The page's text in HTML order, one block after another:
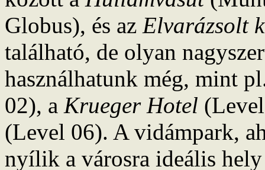
Globus), és az Elvarázsolt
található, de olyan
használhatunk még, mint
02), a Krueger Hotel
(Level 06). A vidámpark,
nyílik a városra ideális